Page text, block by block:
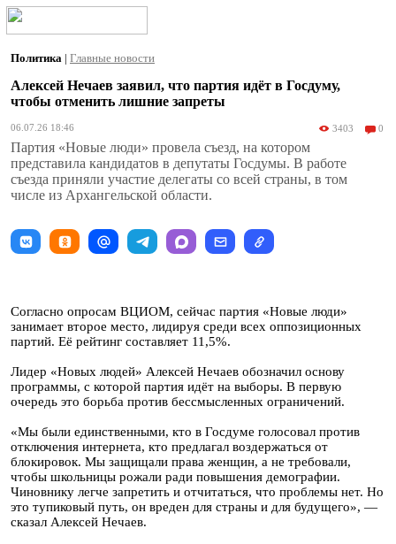
Политика | Главные новости
Алексей Нечаев заявил, что партия идёт в Госдуму,
чтобы отменить лишние запреты
06.07.26 18:46 3403 0
Партия «Новые люди» провела съезд, на котором
представила кандидатов в депутаты Госдумы. В работе
съезда приняли участие делегаты со всей страны, в том
числе из Архангельской области.
Согласно опросам ВЦИОМ, сейчас партия «Новые люди»
занимает второе место, лидируя среди всех оппозиционных
партий. Её рейтинг составляет 11,5%.
Лидер «Новых людей» Алексей Нечаев обозначил основу
программы, с которой партия идёт на выборы. В первую
очередь это борьба против бессмысленных ограничений.
«Мы были единственными, кто в Госдуме голосовал против
отключения интернета, кто предлагал воздержаться от
блокировок. Мы защищали права женщин, а не требовали,
чтобы школьницы рожали ради повышения демографии.
Чиновнику легче запретить и отчитаться, что проблемы нет. Но
это тупиковый путь, он вреден для страны и для будущего», —
сказал Алексей Нечаев.